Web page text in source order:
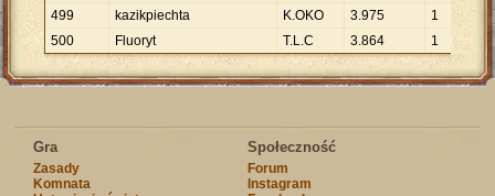
499
kazikpiechta K.OKO 3.975 1 3.
500
Fluoryt T.L.C 3.864 1 3.
Gra
Zasady
Komnata
Społeczność
Forum
Instagram